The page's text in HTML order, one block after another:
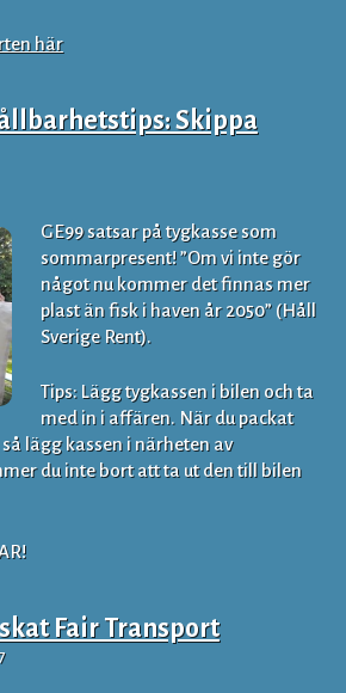
här
Skippa
GE99 satsar på tygkasse som
sommarpresent! ”Om vi inte gör
något nu kommer det finnas mer
plast än fisk i haven år 2050” (Håll
Sverige Rent).
Tips: Lägg tygkassen i bilen och ta
med in i affären. När du packat
lägg kassen i närheten av
du inte bort att ta ut den till bilen
Fair Transport